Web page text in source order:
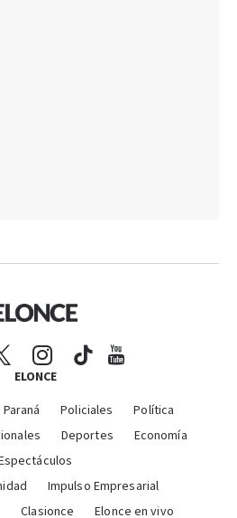
ELONCE
Paraná Policiales
Política
Deportes
Economía
Impulso Empresarial
Clasionce Elonce en vivo